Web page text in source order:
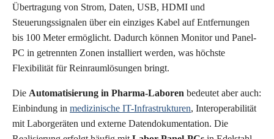
Übertragung von Strom, Daten, USB, HDMI und
Steuerungssignalen über ein einziges Kabel auf Entfernungen
bis 100 Meter ermöglicht. Dadurch können Monitor und Panel-
PC in getrennten Zonen installiert werden, was höchste
Flexibilität für Reinraumlösungen bringt.
Die Automatisierung in Pharma-Laboren bedeutet aber auch:
Einbindung in medizinische IT-Infrastrukturen, Interoperabilität
mit Laborgeräten und externe Datendokumentation. Die